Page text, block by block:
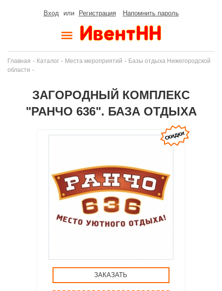
Вход или Регистрация Напомнить пароль
Главная - Каталог - Места мероприятий - Базы отдыха Нижегородской
области -
ЗАГОРОДНЫЙ КОМПЛЕКС
"РАНЧО 636". БАЗА ОТДЫХА
ЗАКАЗАТЬ